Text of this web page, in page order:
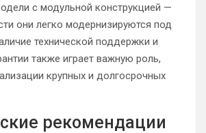
с модульной конструкцией —
они легко модернизируются под
технической поддержки и
также играет важную роль,
крупных и долгосрочных
рекомендации